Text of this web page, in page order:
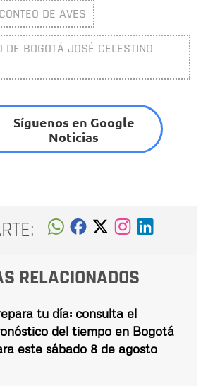
DE AVES
BOGOTÁ JOSÉ CELESTINO
Síguenos en Google
Noticias
RELACIONADOS
tu día: consulta el
del tiempo en Bogotá
este sábado 8 de agosto